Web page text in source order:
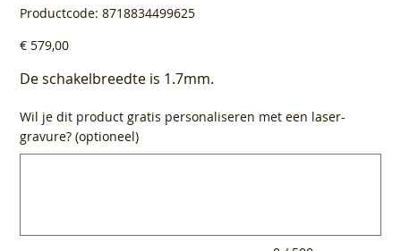
Productcode: Productcode
8718834499625
8718834499625
Prijs
€ 579,00
De schakelbreedte is 1.7mm.
Wil je dit product gratis personaliseren met een laser-
gravure? (optioneel)